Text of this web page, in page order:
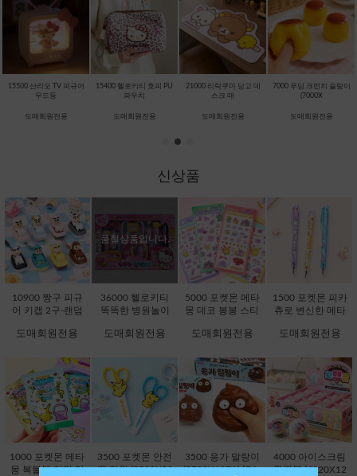
15500 산리오 TV 피규어
무드등
도매회원전용
15400 헬로키티 호피 PU
파우치
도매회원전용
21000 리락쿠마 당고 데
스크 매
도매회원전용
7000 푸딩 크런치 슬랑이
(7000X
도매회원전용
신상품
10900 짱구 피규
어 키캡 2구-랜덤
도매회원전용
품절상품입니다.
36000 헬로키티
똑똑한 병원놀이
도매회원전용
5000 포켓몬 메타
몽 데코 봉봉 스티
[D1-132242]
도매회원전용
1500 포켓몬 피카
츄로 변신한 메타
(1500X36EA) [C1-
도매회원전용
1000 포켓몬 메타
몽 복불복 키링 마
3500 포켓몬 안전
캡 가위 (3500X20
3500 응가 말랑이
(3780X12EA) [B1-
4000 아이스크림
왁뿌볼 (4320X12